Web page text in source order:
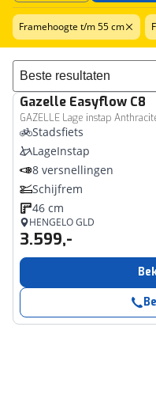
Framehoogte t/m 55 cm
Sorteer resultaten
Gazelle Easyflow C8
GAZELLE Lage instap
Stadsfiets
LageInstap
8 versnellingen
Schijfrem
46 cm
HENGELO GLD
3.599,-